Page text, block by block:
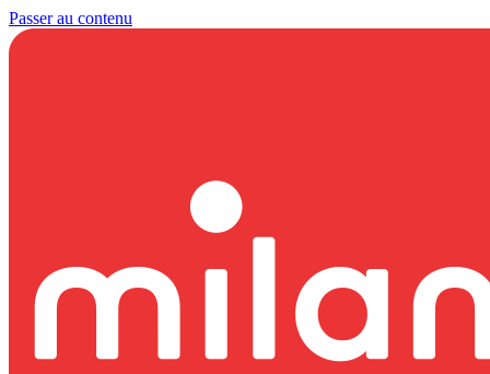
Passer au contenu